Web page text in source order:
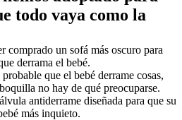
todo vaya como la
comprado un sofá más oscuro para
derrama el bebé.
que el bebé derrame cosas,
no hay de qué preocuparse.
antiderrame diseñada para que su
más inquieto.